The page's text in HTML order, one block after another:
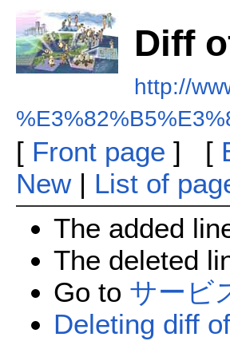
Diff
http://
[ Front page ] [
New| List of
The added
The deleted
Go to サービ
Deleting diff